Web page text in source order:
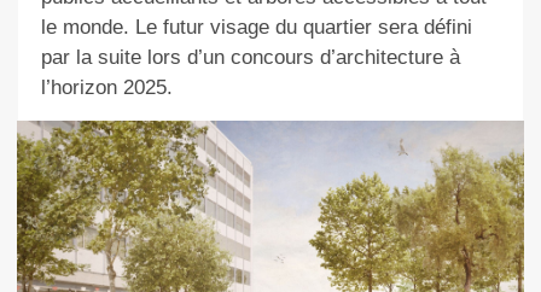
le monde. Le futur visage du quartier sera défini
par la suite lors d’un concours d’architecture à
l’horizon 2025.